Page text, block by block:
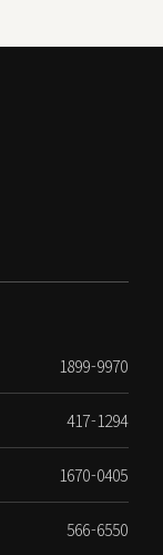
1899-9970
417-1294
1670-0405
566-6550